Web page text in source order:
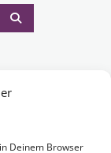
Deinem Browser